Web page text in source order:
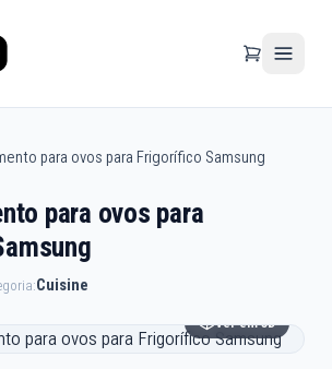
para ovos para Frigorífico Samsung
para ovos para
Cuisine
Ver em 3D